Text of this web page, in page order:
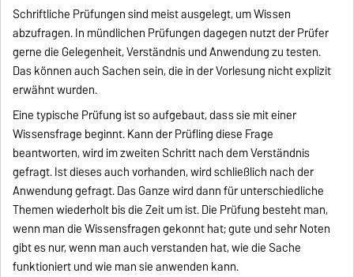
Schriftliche Prüfungen sind meist ausgelegt, um Wissen
abzufragen. In mündlichen Prüfungen dagegen nutzt der Prüfer
gerne die Gelegenheit, Verständnis und Anwendung zu testen.
Das können auch Sachen sein, die in der Vorlesung nicht explizit
erwähnt wurden.
Eine typische Prüfung ist so aufgebaut, dass sie mit einer
Wissensfrage beginnt. Kann der Prüfling diese Frage
beantworten, wird im zweiten Schritt nach dem Verständnis
gefragt. Ist dieses auch vorhanden, wird schließlich nach der
Anwendung gefragt. Das Ganze wird dann für unterschiedliche
Themen wiederholt bis die Zeit um ist. Die Prüfung besteht man,
wenn man die Wissensfragen gekonnt hat; gute und sehr Noten
gibt es nur, wenn man auch verstanden hat, wie die Sache
funktioniert und wie man sie anwenden kann.